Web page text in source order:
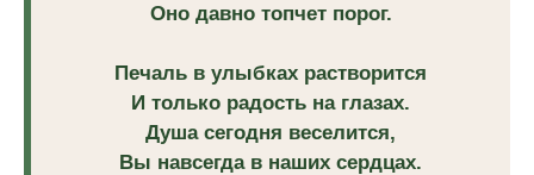
Оно давно топчет порог.
Печаль в улыбках растворится
И только радость на глазах.
Душа сегодня веселится,
Вы навсегда в наших сердцах.